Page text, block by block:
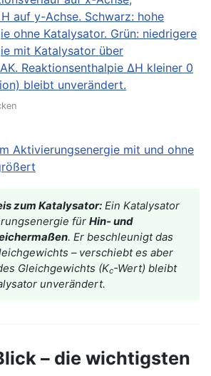
zum Katalysator: Ein Katalysator
für Hin- und
. Er beschleunigt das
– verschiebt es aber
Gleichgewichts (Kc-Wert) bleibt
unverändert.
– die wichtigsten